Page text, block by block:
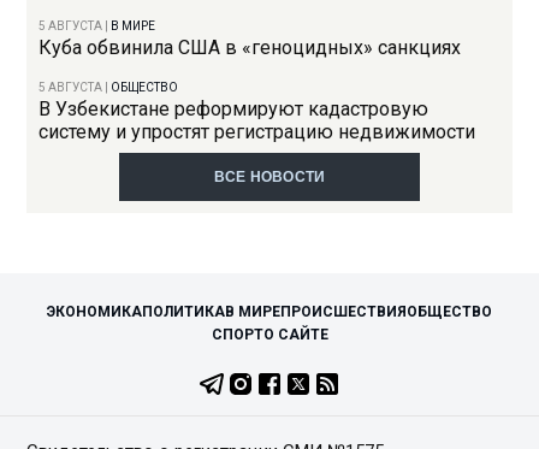
5 АВГУСТА В МИРЕ
Куба обвинила США в «геноцидных» санкциях
5 АВГУСТА ОБЩЕСТВО
В Узбекистане реформируют кадастровую
систему и упростят регистрацию недвижимости
ВСЕ НОВОСТИ
ЭКОНОМИКАПОЛИТИКАВ МИРЕПРОИСШЕСТВИЯ ОБЩЕСТВО
СПОРТО САЙТЕ